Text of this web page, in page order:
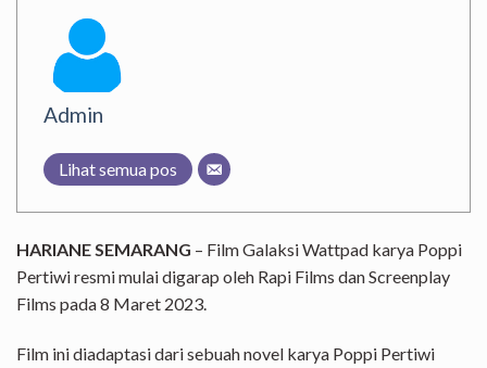
Admin
Lihat semua pos
HARIANE SEMARANG – Film Galaksi Wattpad karya Poppi
Pertiwi resmi mulai digarap oleh Rapi Films dan Screenplay
Films pada 8 Maret 2023.
Film ini diadaptasi dari sebuah novel karya Poppi Pertiwi